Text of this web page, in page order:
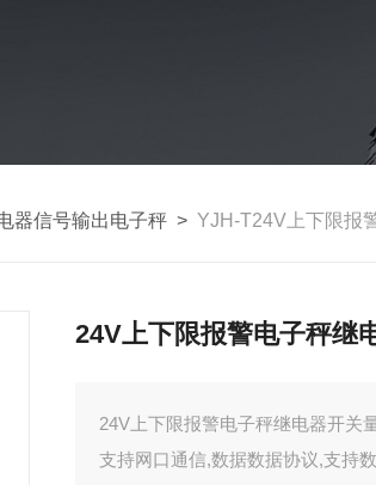
器信号输出电子秤 > YJH-T24V上下限报
24V上下限报警电子秤继
24V上下限报警电子秤继电器开关
支持网口通信,数据数据协议,支持